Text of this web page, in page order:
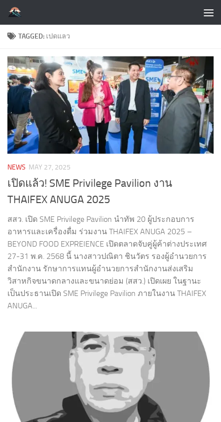
Skip to content
TAGGED: เปดแลว
NEWS MAY 27, 2025
เปิดแล้ว! SME Privilege Pavilion งาน
THAIFEX ANUGA 2025
สสว. เปิด SME Privilege Pavilion นำทัพ 20 ผู้ประกอบการ
อาหารและเครื่องดื่ม ร่วมงาน THAIFEX ANUGA 2025 –
BEYOND FOOD EXPREIENCE เปิดตลาดจับคู่ผู้ค้าต่างประเทศ
27-31 พ.ค. 2568 นี้ นางสาวปณิตา ชินวัตร รองผู้อำนวยการ
สำนักงาน รักษาการแทนผู้อำนวยการสำนักงานส่งเสริม
วิสาหกิจขนาดกลางและขนาดย่อม (สสว.) เปิดเผย ในฐานะ
เป็นประธานเปิด SME Privilege Pavilion ภายในงาน THAIFEX
ANUGA...